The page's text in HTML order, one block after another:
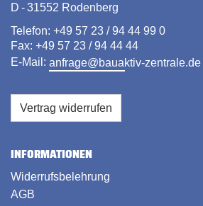
D - 31552 Rodenberg
Telefon: +49 57 23 / 94 44 99 0
Fax: +49 57 23 / 94 44 44
E-Mail: anfrage@bauaktiv-zentrale.de
Vertrag widerrufen
INFORMATIONEN
Widerrufsbelehrung
AGB